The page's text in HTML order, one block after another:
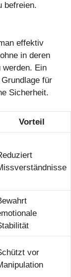
befreien.
effektiv
in deren
werden. Ein
für
Sicherheit.
Vorteil
vor